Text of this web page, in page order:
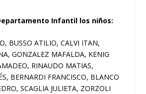
Infantil los niños:
BUSSO ATILIO, CALVI ITAN,
GONZALEZ MAFALDA, KENIG
RINAUDO MATIAS,
BERNARDI FRANCISCO, BLANCO
SCAGLIA JULIETA, ZORZOLI